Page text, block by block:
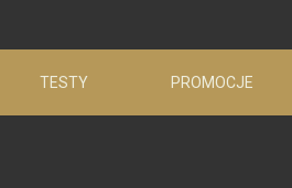
TESTY PROMOCJE